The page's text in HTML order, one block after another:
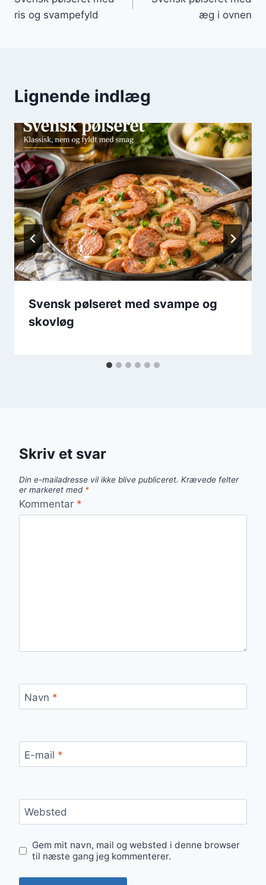
ris og svampefyld
æg i ovnen
Lignende indlæg
Svensk pølseret med svampe og
skovløg
Skriv et svar
Din e-mailadresse vil ikke blive publiceret. Krævede felter
er markeret med *
Kommentar *
Navn *
E-mail *
Websted
Gem mit navn, mail og websted i denne browser
til næste gang jeg kommenterer.